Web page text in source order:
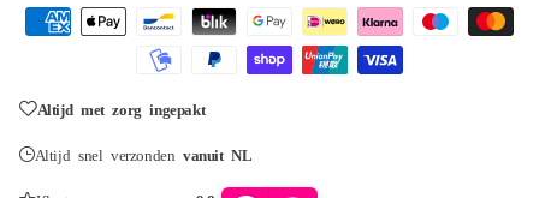
Altijd met zorg ingepakt
Altijd snel verzonden vanuit NL